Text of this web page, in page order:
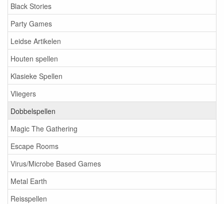
Black Stories
Party Games
Leidse Artikelen
Houten spellen
Klasieke Spellen
Vliegers
Dobbelspellen
Magic The Gathering
Escape Rooms
Virus/Microbe Based Games
Metal Earth
Reisspellen